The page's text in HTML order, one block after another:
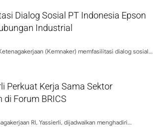
Dialog Sosial PT Indonesia Epson
Industrial
(Kemnaker) memfasilitasi dialog sosial…
Perkuat Kerja Sama Sektor
di Forum BRICS
RI, Yassierli, dijadwalkan menghadiri…